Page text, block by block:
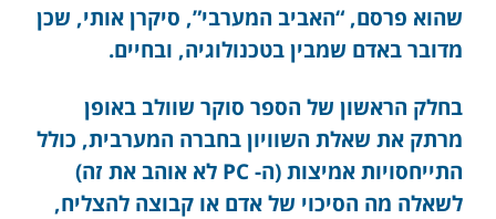
שהוא פרסם, “האביב המערבי”, סיקרן אותי, שכן
מדובר באדם שמבין בטכנולוגיה, ובחיים.
בחלק הראשון של הספר סוקר שוולב באופן
מרתק את שאלת השוויון בחברה המערבית, כולל
התייחסויות אמיצות (ה- PC לא אוהב את זה)
לשאלה מה הסיכוי של אדם או קבוצה להצליח,